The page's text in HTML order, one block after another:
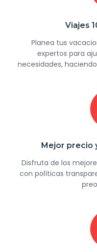
Viajes
Planea tus
expertos para
necesidades,
Mejor precio
Disfruta de los
con políticas